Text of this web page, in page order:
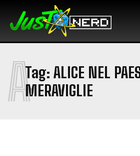
Tag: ALICE NEL
MERAVIGLIE
A